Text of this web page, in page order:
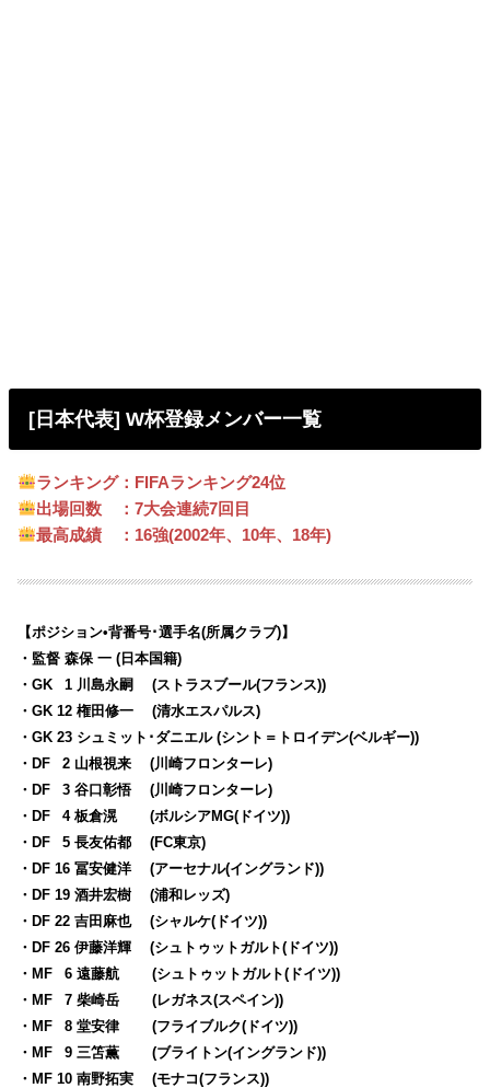
[日本代表] W杯登録メンバー一覧
ランキング： FIFAランキング24位
出場回数 ：7大会連続7回目
最高成績 ： 16強(2002年、 10年、 18年)
【ポジション•背番号･選手名(所属クラブ)】
・監督 森保 一 (日本国籍)
・GK
01 川島永嗣 (ストラスブール(フランス))
・GK 12 権田修一 (清水エスパルス)
・GK 23 シュミット･ダニエル (シント＝トロイデン(ベルギー))
・DF
02 山根視来 (川崎フロンターレ)
・DF
03 谷口彰悟 (川崎フロンターレ)
・DF
04 板倉滉 (ボルシアMG(ドイツ))
・DF
05 長友佑都 (FC東京)
・DF 16 冨安健洋 (アーセナル(イングランド))
・DF 19 酒井宏樹 (浦和レッズ)
・DF 22 吉田麻也 (シャルケ(ドイツ))
・DF 26 伊藤洋輝 (シュトゥットガルト(ドイツ))
・MF
06 遠藤航 (シュトゥットガルト(ドイツ))
・MF
07 柴崎岳 (レガネス(スペイン))
・MF
08 堂安律 (フライブルク(ドイツ))
・MF
9 三笘薫 (ブライトン(イングランド))
・MF 10 南野拓実 (モナコ(フランス))